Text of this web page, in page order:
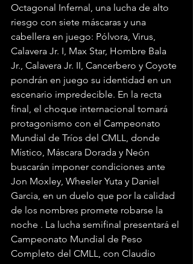
Octagonal Infernal, una lucha de alto
riesgo con siete máscaras y una
cabellera en juego: Pólvora, Virus,
Calavera Jr. I, Max Star, Hombre Bala
Jr., Calavera Jr. II, Cancerbero y Coyote
pondrán en juego su identidad en un
escenario impredecible. En la recta
final, el choque internacional tomará
protagonismo con el Campeonato
Mundial de Tríos del CMLL, donde
Místico, Máscara Dorada y Neón
buscarán imponer condiciones ante
Jon Moxley, Wheeler Yuta y Daniel
Garcia, en un duelo que por la calidad
de los nombres promete robarse la
noche . La lucha semifinal presentará el
Campeonato Mundial de Peso
Completo del CMLL, con Claudio